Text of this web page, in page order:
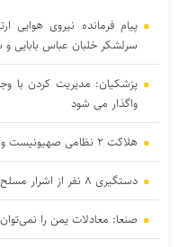
پیام فرمانده نیروی
سرلشکر خلبان عباس
پزشکیان: مدیریت کردن با
واگذار می شود
هلاکت ۲ نظامی صهیونیست و مجروحیت ۴ تن دیگر در جنوب لبنان
دستگیری ۸ نفر از اشرار مسلح شاخص و مرتبطین گروهک‌های تروریستی
صنعا: معادلات یمن را